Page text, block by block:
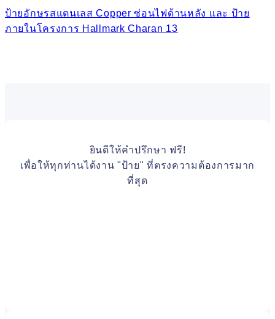
ป้ายอักษรสแตนเลส Copper ซ่อนไฟด้านหลัง และ ป้าย
ภายในโครงการ Hallmark Charan 13
ยินดีให้คำปรึกษา ฟรี!
เพื่อให้ทุกท่านได้งาน "ป้าย" ที่ตรงความต้องการมาก
ที่สุด